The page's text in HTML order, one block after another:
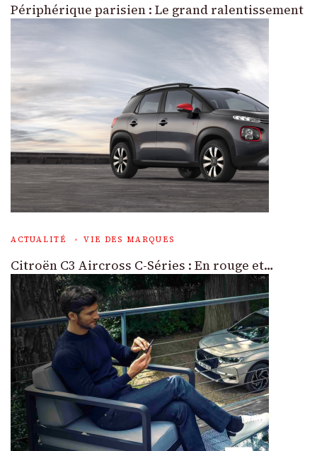
Périphérique parisien : Le grand ralentissement
ACTUALITÉ VIE DES MARQUES
Citroën C3 Aircross C-Séries : En rouge et…